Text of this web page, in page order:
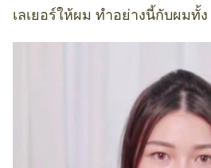
เลเยอร์ให้ผม ทำอย่างนี้กับผมทั้ง